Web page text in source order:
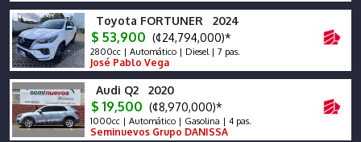
Toyota FORTUNER 2024
$ 53,900 (¢24,794,000)*
2800cc | Automático | Diesel | 7 pas.
José Pablo Vega
Audi Q2 2020
$ 19,500 (¢8,970,000)*
1000cc | Automático | Gasolina | 4 pas.
Seminuevos Grupo DANISSA